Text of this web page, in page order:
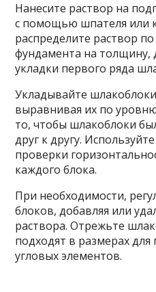
Нанесите раствор на
с помощью шпателя или
распределите раствор
фундамента на толщину,
укладки первого ряда
Укладывайте
выравнивая их по
то, чтобы шлакоблоки
друг к другу.
проверки
каждого блока.
При необходимости,
блоков, добавляя или
раствора. Отрежьте
подходят в размерах
угловых элементов.